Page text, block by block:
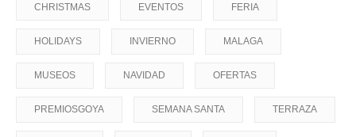
CHRISTMAS EVENTOS FERIA
HOLIDAYS INVIERNO MALAGA
MUSEOS NAVIDAD OFERTAS
PREMIOSGOYA SEMANA SANTA TERRAZA